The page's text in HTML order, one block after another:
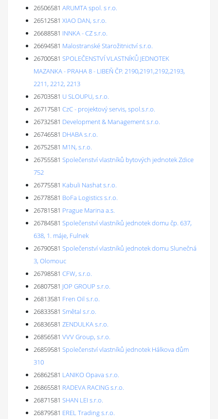
26506581 ARUMTA spol. s r.o.
26512581 XIAO DAN, s.r.o.
26688581 INNKA - CZ s.r.o.
26694581 Malostranské Starožitnictví s.r.o.
26700581 SPOLEČENSTVÍ VLASTNÍKŮ JEDNOTEK
MAZANKA - PRAHA 8 - LIBEŇ ČP. 2190,2191,2192,2193,
2211, 2212, 2213
26703581 U SLOUPU, s.r.o.
26717581 CzC - projektový servis, spol.s.r.o.
26732581 Development & Management s.r.o.
26746581 DHABA s.r.o.
26752581 M1N, s.r.o.
26755581 Společenství vlastníků bytových jednotek Zdice
752
26775581 Kabuli Nashat s.r.o.
26778581 BoFa Logistics s.r.o.
26781581 Prague Marina a.s.
26784581 Společenství vlastníků jednotek domu čp. 637,
638, 1. máje, Fulnek
26790581 Společenství vlastníků jednotek domu Slunečná
3, Olomouc
26798581 CFW, s.r.o.
26807581 JOP GROUP s.r.o.
26813581 Fren Oil s.r.o.
26833581 Smětal s.r.o.
26836581 ZENDULKA s.r.o.
26856581 VVV Group, s.r.o.
26859581 Společenství vlastníků jednotek Hálkova dům
310
26862581 LANIKO Opava s.r.o.
26865581 RADEVA RACING s.r.o.
26871581 SHAN LEI s.r.o.
26879581 EREL Trading s.r.o.